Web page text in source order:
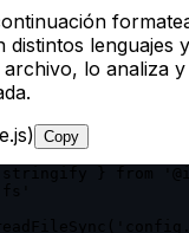
distintos lenguajes
lo analiza
Copy